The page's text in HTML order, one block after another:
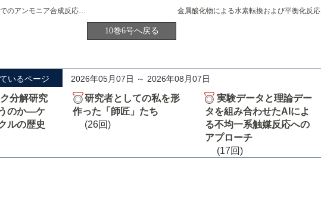
金属酸化物による水素転換および平衡化反応
窒化モリブデン上でのアンモニア合成反応の機構
10巻6号へ戻る
いるページ 2026年05月07日 ～ 2026年08月07日
分解研究
のか―ケ
ルの歴史
研究者としての私を形
作った「師匠」たち
(26回)
実験データと理論デー
タを組み合わせたAIによ
る不均一系触媒反応への
アプローチ
(17回)